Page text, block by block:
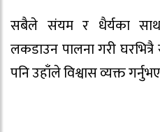
सबैले संयम र धैर्यका साथ
लकडाउन पालना गरी
पनि उहाँले विश्वास व्यक्त